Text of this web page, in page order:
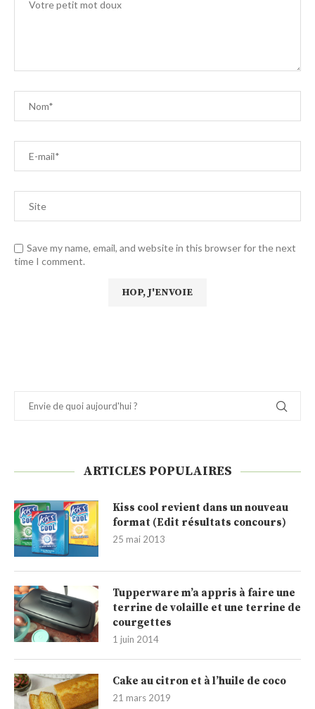
Save my name, email, and website in this browser for the next
time I comment.
ARTICLES POPULAIRES
Kiss cool revient dans un nouveau
format (Edit résultats concours)
25 mai 2013
Tupperware m’a appris à faire une
terrine de volaille et une terrine de
courgettes
1 juin 2014
Cake au citron et à l’huile de coco
21 mars 2019